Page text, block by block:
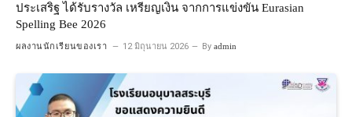
ประเสริฐ ได้รับรางวัล เหรียญเงิน จากการแข่งขัน Eurasian
Spelling Bee 2026
ผลงานนักเรียนของเรา 12 มิถุนายน 2026 By admin